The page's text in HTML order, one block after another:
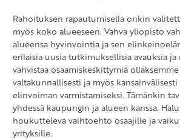
Rahoituksen rapautumisella onkin
myös koko alueeseen. Vahva yliopisto
alueensa hyvinvointia ja sen
erilaisia uusia tutkimuksellisia avauksia
vahvistaa osaamiskeskittymiä
valtakunnallisesti ja myös
elinvoiman varmistamiseksi. Tämänkin
yhdessä kaupungin ja alueen kanssa.
houkutteleva vaihtoehto osaajille ja
yrityksille.